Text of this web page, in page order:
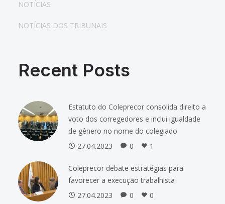
NOTÍCIAS
NOTÍCIAS DOS TRIBUNAIS
Recent Posts
Estatuto do Coleprecor consolida direito a
voto dos corregedores e inclui igualdade
de gênero no nome do colegiado
27.04.2023
0 1
Coleprecor debate estratégias para
favorecer a execução trabalhista
27.04.2023
0 0